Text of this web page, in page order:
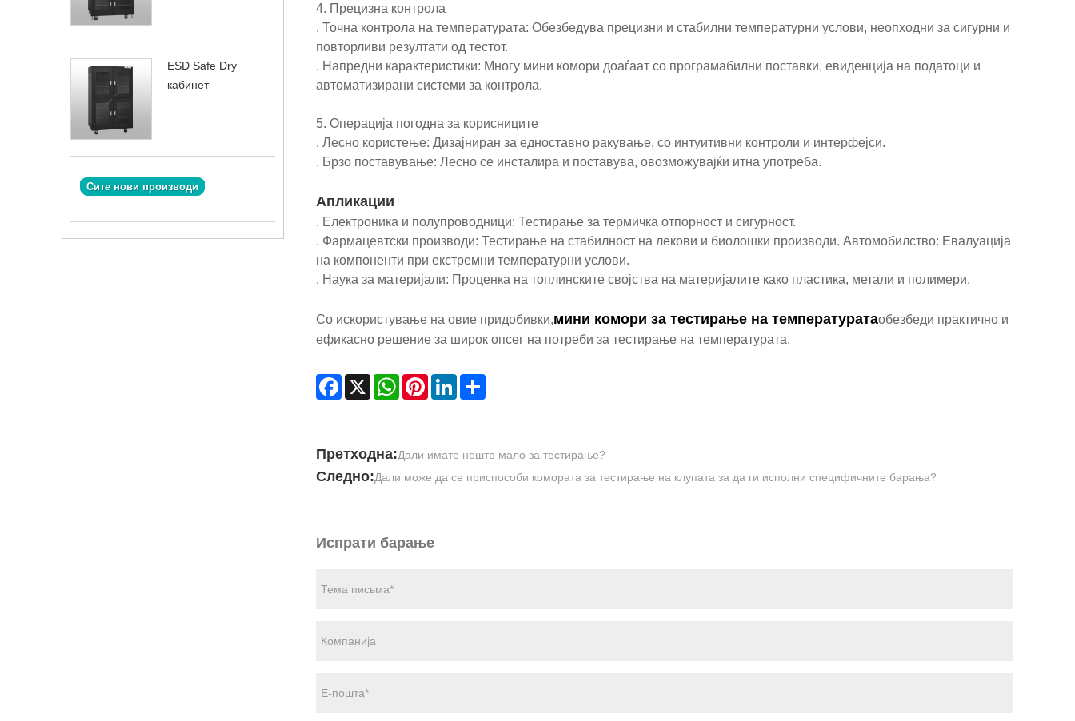
ESD Safe Dry
кабинет
Сите нови производи
4. Прецизна контрола
. Точна контрола на температурата: Обезбедува прецизни и стабилни температурни услови, неопходни за сигурни и
повторливи резултати од тестот.
. Напредни карактеристики: Многу мини комори доаѓаат со програмабилни поставки, евиденција на податоци и
автоматизирани системи за контрола.
5. Операција погодна за корисниците
. Лесно користење: Дизајниран за едноставно ракување, со интуитивни контроли и интерфејси.
. Брзо поставување: Лесно се инсталира и поставува, овозможувајќи итна употреба.
Апликации
. Електроника и полупроводници: Тестирање за термичка отпорност и сигурност.
. Фармацевтски производи: Тестирање на стабилност на лекови и биолошки производи. Автомобилство: Евалуација
на компоненти при екстремни температурни услови.
. Наука за материјали: Проценка на топлинските својства на материјалите како пластика, метали и полимери.
Со искористување на овие придобивки,мини комори за тестирање на температуратаобезбеди практично и
ефикасно решение за широк опсег на потреби за тестирање на температурата.
Facebook
X WhatsAppPinterestLinkedInShare
Претходна:Дали имате нешто мало за тестирање?
Следно:Дали може да се приспособи комората за тестирање на клупата за да ги исполни специфичните барања?
Испрати барање